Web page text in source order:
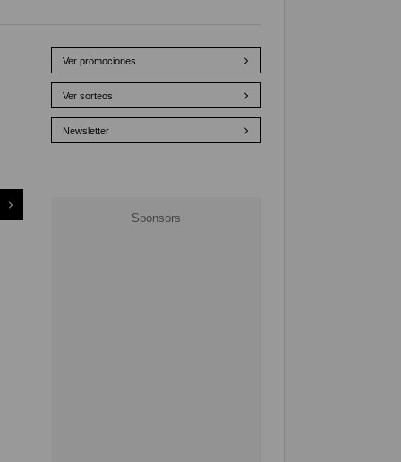
Ver promociones
Ver sorteos
Newsletter